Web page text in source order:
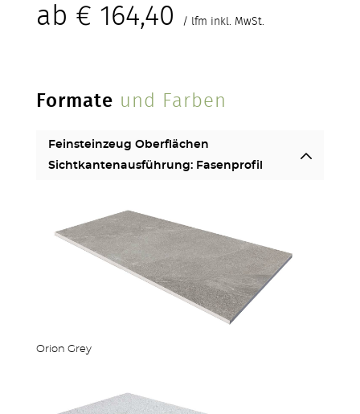
STUFEN & POOL
ab € 164,40 / lfm inkl. MwSt.
Formate und Farben
Feinsteinzeug Oberflächen
Sichtkantenausführung: Fasenprofil
Orion Grey